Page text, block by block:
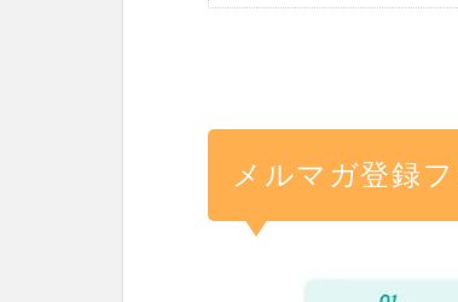
メルマガ登録